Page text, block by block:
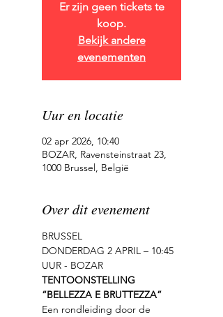
Er zijn geen tickets te
koop.
Bekijk andere
evenementen
Uur en locatie
02 apr 2026, 10:40
BOZAR, Ravensteinstraat 23,
1000 Brussel, België
Over dit evenement
BRUSSEL
DONDERDAG 2 APRIL – 10:45
UUR - BOZAR
TENTOONSTELLING
“BELLEZZA E BRUTTEZZA”
Een rondleiding door de